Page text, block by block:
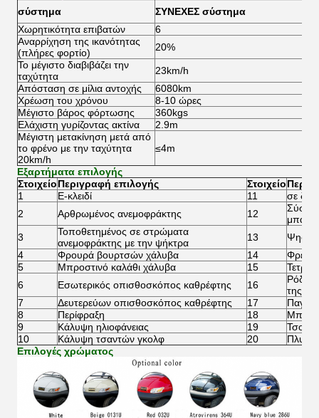
σύστημα
ΣΥΝΕΧΕΣ σύστημα
Χωρητικότητα επιβατών
6
Αναρρίχηση της ικανότητας
(πλήρες φορτίο)
20%
Το μέγιστο διαβιβάζει την
ταχύτητα
23km/h
Απόσταση σε μίλια αντοχής
6080km
Χρέωση του χρόνου
8-10 ώρες
Μέγιστο βάρος φόρτωσης
360kgs
Ελάχιστη γυρίζοντας ακτίνα
2.9m
Μέγιστη μετακίνηση μετά από
το φρένο με την ταχύτητα
20km/h
≤4m
Εξαρτήματα επιλογής
ΣτοιχείοΠεριγραφή επιλογής Στοιχείο
1
Ε-κλειδί 11
σε δύο
2
Αρθρωμένος ανεμοφράκτης 12
3
Τοποθετημένος σε στρώματα
ανεμοφράκτης με την ψήκτρα
13
4
Φρουρά βουρτσών χάλυβα 14
Φρένο
5
Μπροστινό καλάθι χάλυβα 15
6
Εσωτερικός οπισθοσκόπος καθρέφτης 16
Ρόδα
της
7
Δευτερεύων οπισθοσκόπος καθρέφτης 17
8
Περίφραξη 18
9
Κάλυψη ηλιοφάνειας 19
10
Κάλυψη τσαντών γκολφ 20
Επιλογές χρώματος